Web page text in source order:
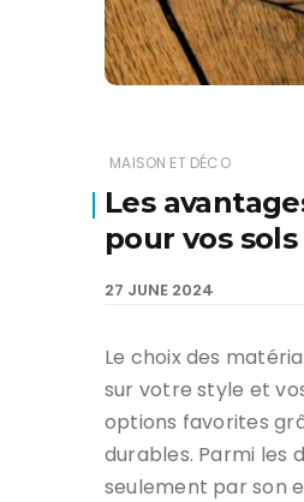
MAISON ET DÉCO
Les
pour vos sols
27 JUNE 2024
Le choix des
sur votre style et
options favorites
durables. Parmi les
seulement par son